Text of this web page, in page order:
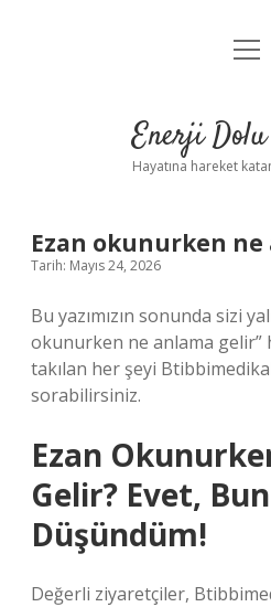
Yasal
Enerji
Hayatına hareket
Ezan okunurken
Tarih: Mayıs 24, 2026
Bu yazımızın sonunda sizi
okunurken ne anlama gelir”
takılan her şeyi
sorabilirsiniz.
Ezan
Gelir? Evet,
Düşündüm!
Değerli ziyaretçiler,